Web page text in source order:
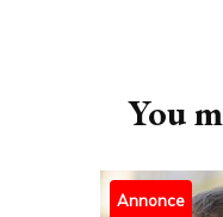
You
Annonce